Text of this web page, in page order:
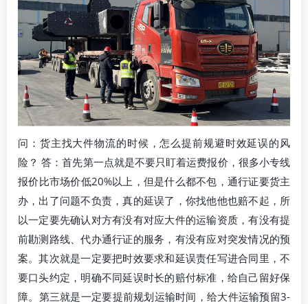
问：货主找大件物流的时候，怎么提前规避时效延误的风
险？ 答：首先第一点就是不要只盯着运费报价，很多小专线
报价比市场价低20%以上，但是什么都不包，通行证要货主
办，出了问题不负责，真的延误了，你找他他也赔不起，所
以一定要先确认对方有没有对应大件的运输资质，有没有提
前勘测路线、代办通行证的服务，有没有应对突发情况的预
案。其次就是一定要把时效要求和延误责任写进合同里，不
要口头约定，明确不同延误时长的赔付标准，给自己留好保
障。第三就是一定要提前规划运输时间，给大件运输预留3-